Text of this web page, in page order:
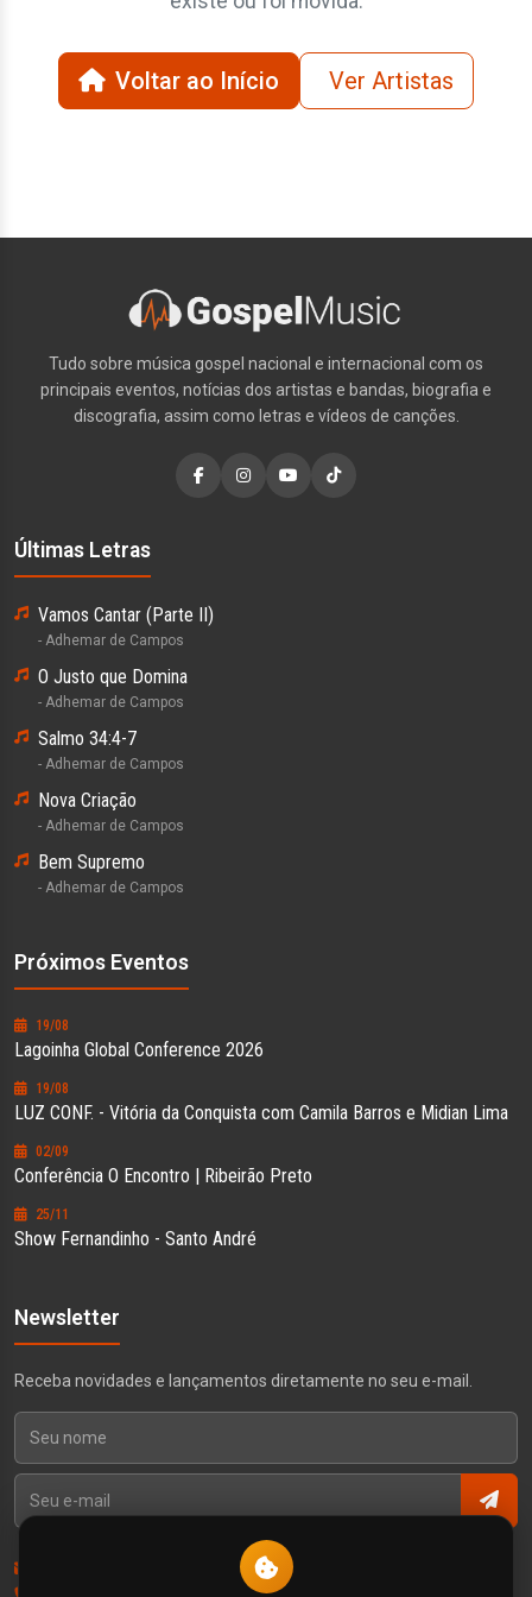
Voltar ao Início Ver Artistas
Tudo sobre música gospel nacional e internacional com os
principais eventos, notícias dos artistas e bandas, biografia e
discografia, assim como letras e vídeos de canções.
Últimas Letras
Vamos Cantar (Parte II)
- Adhemar de Campos
O Justo que Domina
- Adhemar de Campos
Salmo 34:4-7
- Adhemar de Campos
Nova Criação
- Adhemar de Campos
Bem Supremo
- Adhemar de Campos
Próximos Eventos
19/08
Lagoinha Global Conference 2026
19/08
LUZ CONF. - Vitória da Conquista com Camila Barros e Midian Lima
02/09
Conferência O Encontro | Ribeirão Preto
25/11
Show Fernandinho - Santo André
Newsletter
Receba novidades e lançamentos diretamente no seu e-mail.